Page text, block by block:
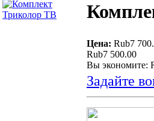
Цена: Rub7
Rub7 500.00
Вы экономите:
Задайте